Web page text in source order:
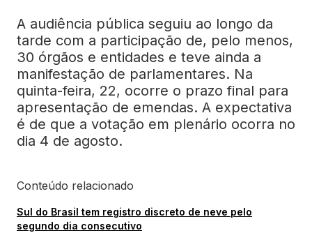
A audiência pública seguiu ao longo da
tarde com a participação de, pelo menos,
30 órgãos e entidades e teve ainda a
manifestação de parlamentares. Na
quinta-feira, 22, ocorre o prazo final para
apresentação de emendas. A expectativa
é de que a votação em plenário ocorra no
dia 4 de agosto.
Conteúdo relacionado
Sul do Brasil tem registro discreto de neve pelo
segundo dia consecutivo